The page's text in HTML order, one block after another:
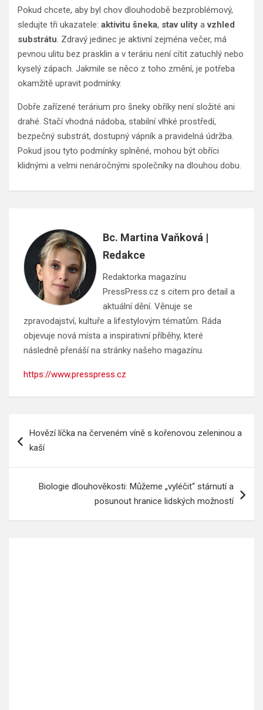
Pokud chcete, aby byl chov dlouhodobě bezproblémový,
sledujte tři ukazatele: aktivitu šneka, stav ulity avzhled
substrátu. Zdravý jedinec je aktivní zejména večer, má
pevnou ulitu bez prasklin a v teráriu není cítit zatuchlý nebo
kyselý zápach. Jakmile se něco z toho změní, je potřeba
okamžitě upravit podmínky.
Dobře zařízené terárium pro šneky obříky není složité ani
drahé. Stačí vhodná nádoba, stabilní vlhké prostředí,
bezpečný substrát, dostupný vápník a pravidelná údržba.
Pokud jsou tyto podmínky splněné, mohou být obříci
klidnými a velmi nenáročnými společníky na dlouhou dobu.
Bc. Martina Vaňková |
Redakce
Redaktorka magazínu
PressPress.cz s citem pro detail a
aktuální dění. Věnuje se
zpravodajství, kultuře a lifestylovým tématům. Ráda
objevuje nová místa a inspirativní příběhy, které
následně přenáší na stránky našeho magazínu.
https://www.presspress.cz
proHovězí líčka na červeném víně s kořenovou zeleninou a
kaší
Biologie dlouhověkosti: Můžeme „vyléčit“ stárnutí a
posunout hranice lidských možností